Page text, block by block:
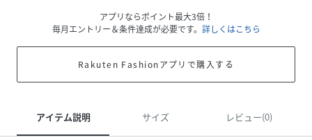
アプリならポイント最大3倍！
毎月エントリー＆条件達成が必要です。 詳しくはこちら
Rakuten Fashionアプリで購入する
アイテム説明 サイズ レビュー(0)